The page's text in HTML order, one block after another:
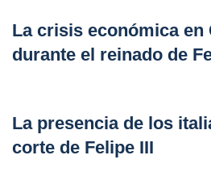
La crisis económica en
durante el reinado de
La presencia de los
corte de Felipe III